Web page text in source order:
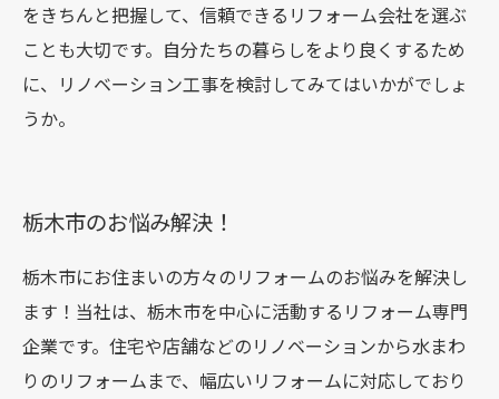
をきちんと把握して、信頼できるリフォーム会社を選ぶ
ことも大切です。自分たちの暮らしをより良くするため
に、リノベーション工事を検討してみてはいかがでしょ
うか。
栃木市のお悩み解決！
栃木市にお住まいの方々のリフォームのお悩みを解決し
ます！当社は、栃木市を中心に活動するリフォーム専門
企業です。住宅や店舗などのリノベーションから水まわ
りのリフォームまで、幅広いリフォームに対応しており